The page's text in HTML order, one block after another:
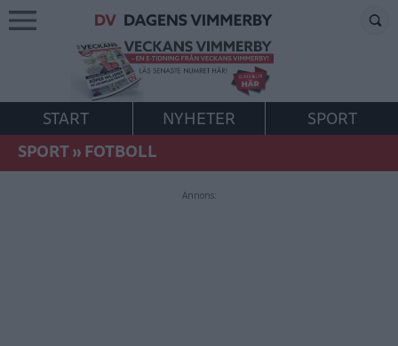
START NYHETER
SPORT
SPORT»FOTBOLL
Annons: